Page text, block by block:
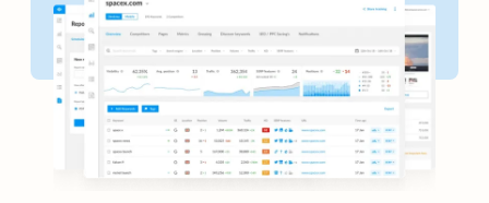
SEO для банків
SEO для перукарень
SEO для кафе настільних ігор
SEO для барбекю-барів